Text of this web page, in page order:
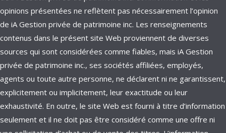
opinions présentées ne reflètent pas nécessairement l’opinion
de iA Gestion privée de patrimoine inc. Les renseignements
contenus dans le présent site Web proviennent de diverses
sources qui sont considérées comme fiables, mais iA Gestion
privée de patrimoine inc., ses sociétés affiliées, employés,
agents ou toute autre personne, ne déclarent ni ne garantissent,
explicitement ou implicitement, leur exactitude ou leur
exhaustivité. En outre, le site Web est fourni à titre d’information
seulement et il ne doit pas être considéré comme une offre ni